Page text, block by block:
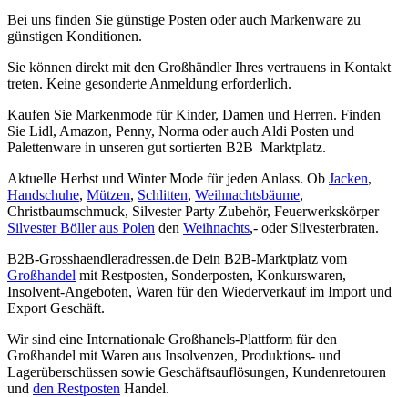
Bei uns finden Sie günstige Posten oder auch Markenware zu
günstigen Konditionen.
Sie können direkt mit den Großhändler Ihres vertrauens in Kontakt
treten. Keine gesonderte Anmeldung erforderlich.
Kaufen Sie Markenmode für Kinder, Damen und Herren. Finden
Sie Lidl, Amazon, Penny, Norma oder auch Aldi Posten und
Palettenware in unseren gut sortierten B2B Marktplatz.
Aktuelle Herbst und Winter Mode für jeden Anlass. Ob Jacken,
Handschuhe, Mützen, Schlitten, Weihnachtsbäume,
Christbaumschmuck, Silvester Party Zubehör, Feuerwerkskörper
Silvester Böller aus Polen den Weihnachts,- oder Silvesterbraten.
B2B-Grosshaendleradressen.de Dein B2B-Marktplatz vom
Großhandel mit Restposten, Sonderposten, Konkurswaren,
Insolvent-Angeboten, Waren für den Wiederverkauf im Import und
Export Geschäft.
Wir sind eine Internationale Großhanels-Plattform für den
Großhandel mit Waren aus Insolvenzen, Produktions- und
Lagerüberschüssen sowie Geschäftsauflösungen, Kundenretouren
und den Restposten Handel.